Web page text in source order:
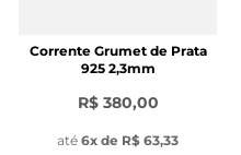
Corrente Grumet de Prata
925 2,3mm
R$ 380,00
até 6x de R$ 63,33